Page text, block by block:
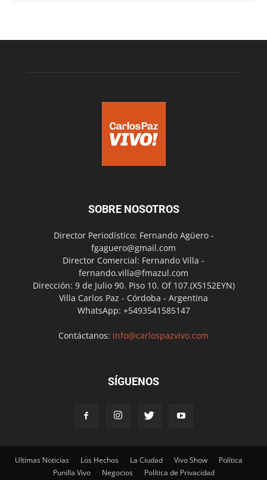
SOBRE NOSOTROS
Director Periodístico: Fernando Agüero -
fgaguero@gmail.com
Director Comercial: Fernando Villa -
fernando.villa@fmazul.com
Dirección: 9 de Julio 90. Piso 10. Of 107.(X5152EYN)
Villa Carlos Paz - Córdoba - Argentina
WhatsApp: +5493541585147
Contáctanos: info@carlospazvivo.com
SÍGUENOS
Ultimas Noticias Los Hechos La Ciudad Vivo Show
Política
Punilla Vivo
Negocios Política de Privacidad